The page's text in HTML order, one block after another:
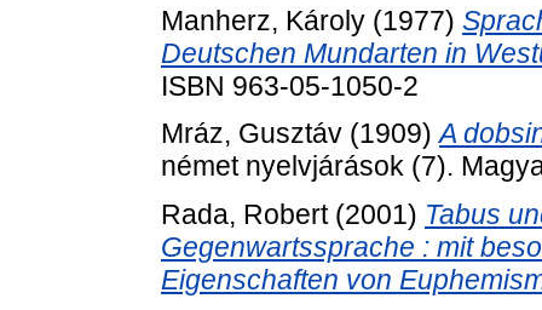
Manherz, Károly (1977)
Deutschen Mundarten in
ISBN 963-05-1050-2
Mráz, Gusztáv (1909)A
német nyelvjárások (7).
Rada, Robert(2001) Tabus
Gegenwartssprache : mit
Eigenschaften von